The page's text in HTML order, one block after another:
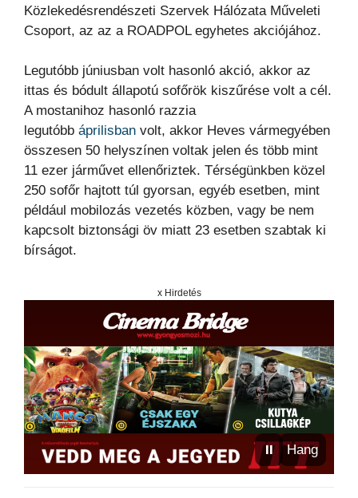
Közlekedésrendészeti Szervek Hálózata Műveleti
Csoport, az az a ROADPOL egyhetes akciójához.
Legutóbb júniusban volt hasonló akció, akkor az
ittas és bódult állapotú sofőrök kiszűrése volt a cél.
A mostanihoz hasonló razzia
legutóbb áprilisban volt, akkor Heves vármegyében
összesen 50 helyszínen voltak jelen és több mint
11 ezer járművet ellenőriztek. Térségünkben közel
250 sofőr hajtott túl gyorsan, egyéb esetben, mint
például mobilozás vezetés közben, vagy be nem
kapcsolt biztonsági öv miatt 23 esetben szabtak ki
bírságot.
x Hirdetés
⏸ Hang